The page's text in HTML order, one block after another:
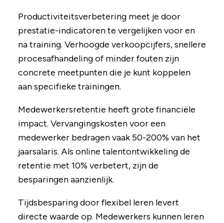
Productiviteitsverbetering meet je door
prestatie-indicatoren te vergelijken voor en
na training. Verhoogde verkoopcijfers, snellere
procesafhandeling of minder fouten zijn
concrete meetpunten die je kunt koppelen
aan specifieke trainingen.
Medewerkersretentie heeft grote financiële
impact. Vervangingskosten voor een
medewerker bedragen vaak 50-200% van het
jaarsalaris. Als online talentontwikkeling de
retentie met 10% verbetert, zijn de
besparingen aanzienlijk.
Tijdsbesparing door flexibel leren levert
directe waarde op. Medewerkers kunnen leren